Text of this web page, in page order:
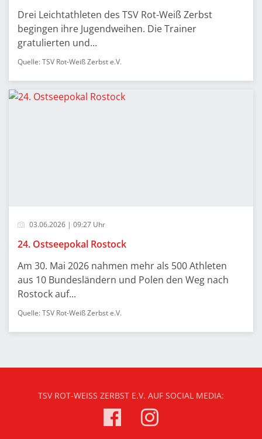
Drei Leichtathleten des TSV Rot-Weiß Zerbst
begingen ihre Jugendweihen. Die Trainer
gratulierten und...
Quelle: TSV Rot-Weiß Zerbst e.V.
03.06.2026 | 09:27 Uhr
24. Ostseepokal Rostock
Am 30. Mai 2026 nahmen mehr als 500 Athleten
aus 10 Bundesländern und Polen den Weg nach
Rostock auf...
Quelle: TSV Rot-Weiß Zerbst e.V.
TSV ROT-WEISS ZERBST E.V. AUF SOCIAL MEDIA: